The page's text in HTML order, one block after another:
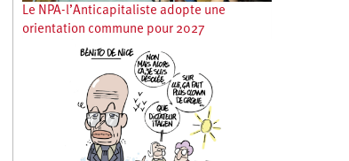
Le NPA-l’Anticapitaliste adopte une
orientation commune pour 2027